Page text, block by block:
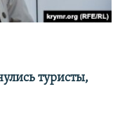
туристы,